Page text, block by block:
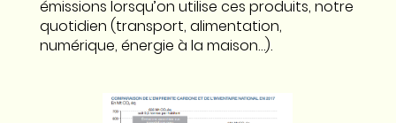
émissions lorsqu’on utilise ces produits, notre
quotidien (transport, alimentation,
numérique, énergie à la maison…).